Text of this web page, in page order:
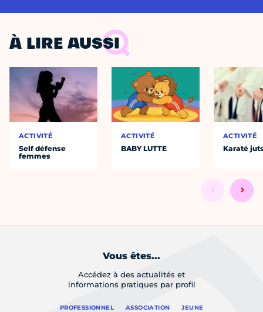
À LIRE AUSSI
ACTIVITÉ
Self défense
femmes
ACTIVITÉ
BABY LUTTE
ACTIVITÉ
Karaté
Vous êtes...
Accédez à des actualités et
informations pratiques par profil
PROFESSIONNEL ASSOCIATION JEUNE